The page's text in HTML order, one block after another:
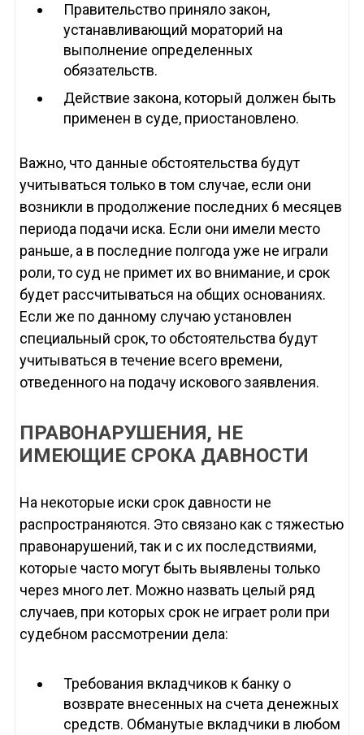
Правительство приняло закон,
устанавливающий мораторий на
выполнение определенных
обязательств.
Действие закона, который должен быть
применен в суде, приостановлено.
Важно, что данные обстоятельства будут
учитываться только в том случае, если они
возникли в продолжение последних 6 месяцев
периода подачи иска. Если они имели место
раньше, а в последние полгода уже не играли
роли, то суд не примет их во внимание, и срок
будет рассчитываться на общих основаниях.
Если же по данному случаю установлен
специальный срок, то обстоятельства будут
учитываться в течение всего времени,
отведенного на подачу искового заявления.
ПРАВОНАРУШЕНИЯ, НЕ
ИМЕЮЩИЕ СРОКА ДАВНОСТИ
На некоторые иски срок давности не
распространяются. Это связано как с тяжестью
правонарушений, так и с их последствиями,
которые часто могут быть выявлены только
через много лет. Можно назвать целый ряд
случаев, при которых срок не играет роли при
судебном рассмотрении дела:
Требования вкладчиков к банку о
возврате внесенных на счета денежных
средств. Обманутые вкладчики в любом